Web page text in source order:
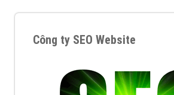
Công ty SEO Website